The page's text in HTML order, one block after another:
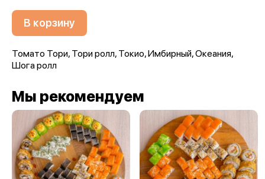
В корзину
Томато Тори, Тори ролл, Токио, Имбирный, Океания,
Шога ролл
Мы рекомендуем